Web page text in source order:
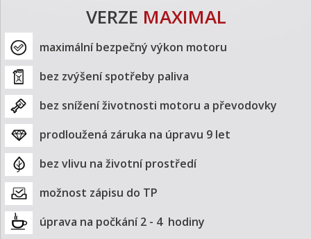
VERZE MAXIMAL
maximální bezpečný výkon motoru
bez zvýšení spotřeby paliva
bez snížení životnosti motoru a převodovky
prodloužená záruka na úpravu 9 let
bez vlivu na životní prostředí
možnost zápisu do TP
úprava na počkání 2 - 4  hodiny